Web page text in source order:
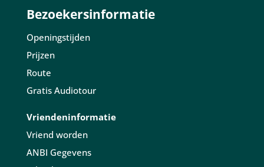
Bezoekersinformatie
Openingstijden
Prijzen
Route
Gratis Audiotour
Vriendeninformatie
Vriend worden
ANBI Gegevens